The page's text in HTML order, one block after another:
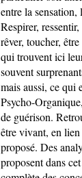
entre la sensation,
Respirer,
rêver, toucher,
qui trouvent ici
souvent
mais aussi, ce qui
Psycho-
de guérison.
être vivant, en lien
proposé. Des
proposent dans